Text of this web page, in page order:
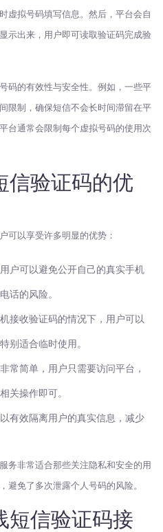
虚拟号码填写信息。然后，平台会自
示出来，用户即可读取验证码完成验
码的有效性与安全性。例如，一些平
限制，确保短信不会长时间滞留在平
台通常会限制每个虚拟号码的使用次
信验证码的优
可以享受许多明显的优势：
户可以避免公开自己的真实手机
话的风险。
接收验证码的情况下，用户可以
别适合临时使用。
常简单，用户只需要访问平台，
关操作即可。
有效隔离用户的真实信息，减少
务非常适合那些关注隐私和安全的用
避免了多次泄露个人号码的风险。
短信验证码接